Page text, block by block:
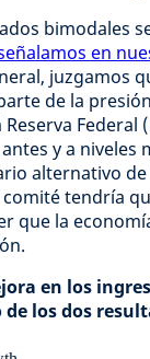
bimodales
en
juzgamos
de la
Federal
y a niveles
alternativo
tendría
que la
en los
los dos